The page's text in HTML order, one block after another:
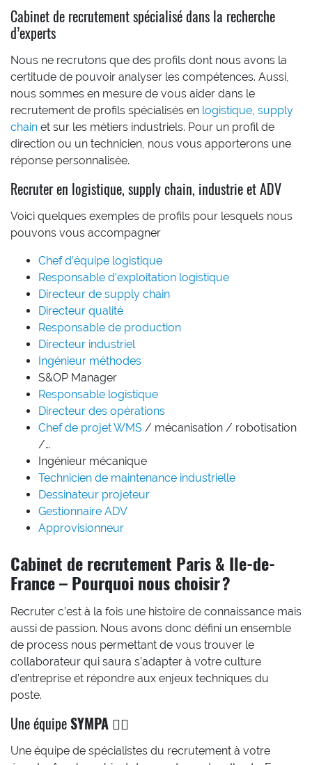
Cabinet de recrutement spécialisé dans la recherche
d’experts
Nous ne recrutons que des profils dont nous avons la
certitude de pouvoir analyser les compétences. Aussi,
nous sommes en mesure de vous aider dans le
recrutement de profils spécialisés en logistique, supply
chain et sur les métiers industriels. Pour un profil de
direction ou un technicien, nous vous apporterons une
réponse personnalisée.
Recruter en logistique, supply chain, industrie et ADV
Voici quelques exemples de profils pour lesquels nous
pouvons vous accompagner
Chef d’équipe logistique
Responsable d’exploitation logistique
Directeur de supply chain
Directeur qualité
Responsable de production
Directeur industriel
Ingénieur méthodes
S&OP Manager
Responsable logistique
Directeur des opérations
Chef de projetWMS / mécanisation / robotisation
/…
Ingénieur mécanique
Technicien de maintenance industrielle
Dessinateur projeteur
Gestionnaire ADV
Approvisionneur
Cabinet de recrutement Paris & Ile-de-
France – Pourquoi nous choisir ?
Recruter c’est à la fois une histoire de connaissance mais
aussi de passion. Nous avons donc défini un ensemble
de process nous permettant de vous trouver le
collaborateur qui saura s’adapter à votre culture
d’entreprise et répondre aux enjeux techniques du
poste.
Une équipeSYMPA 🏄‍♂️
Une équipe de spécialistes du recrutement à votre